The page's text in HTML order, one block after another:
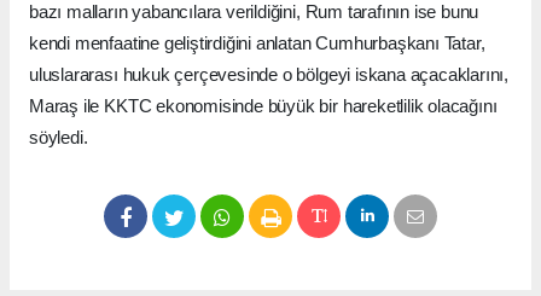
bazı malların yabancılara verildiğini, Rum tarafının ise bunu
kendi menfaatine geliştirdiğini anlatan Cumhurbaşkanı Tatar,
uluslararası hukuk çerçevesinde o bölgeyi iskana açacaklarını,
Maraş ile KKTC ekonomisinde büyük bir hareketlilik olacağını
söyledi.